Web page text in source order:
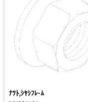
ﾅﾂﾄ,ｼﾔｼﾌﾚ-ﾑ